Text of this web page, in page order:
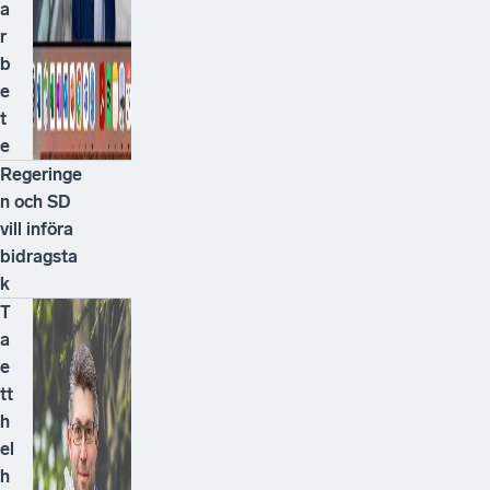
a
r
b
e
t
e
Regeringe
n och SD
vill införa
bidragsta
k
T
a
e
tt
h
el
h